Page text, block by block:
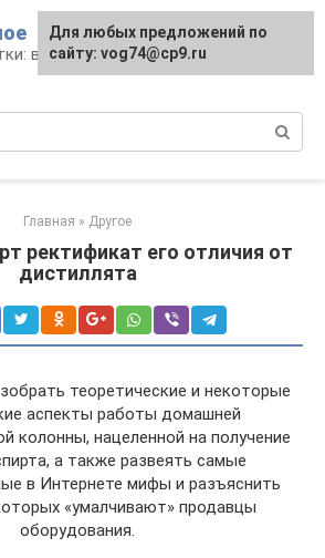
виды, рецепты,
Главная » Другое
ректификат его отличия от
дистиллята
теоретические и некоторые
аспекты работы домашней
колонны, нацеленной на получение
а также развеять самые
в Интернете мифы и разъяснить
«умалчивают» продавцы
оборудования.
Для любых предложений по
сайту: vog74@cp9.ru